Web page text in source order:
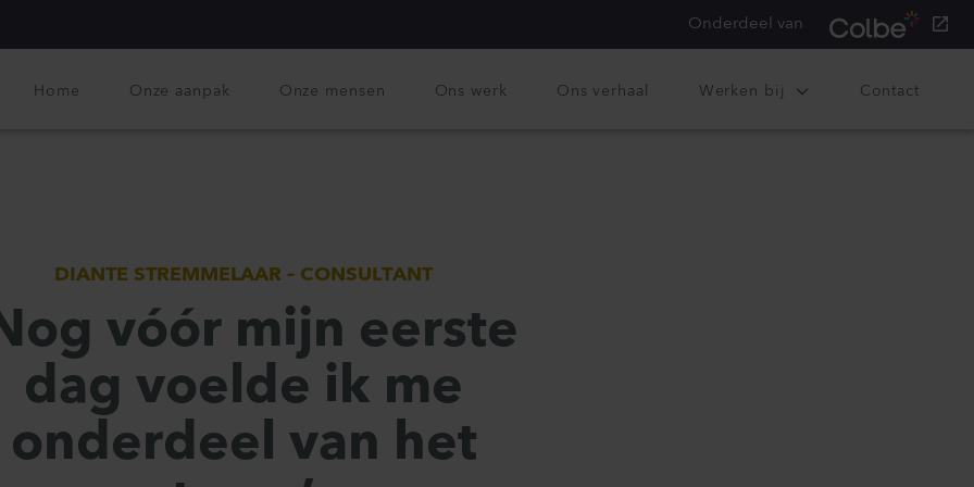
Onderdeel van
Home Onze aanpak Onze mensen Ons werk Ons verhaal Werken bij Contact
DIANTE STREMMELAAR – CONSULTANT
vóór mijn eerste
dag voelde ik me
onderdeel van het